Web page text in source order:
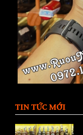
TIN TỨC MỚI